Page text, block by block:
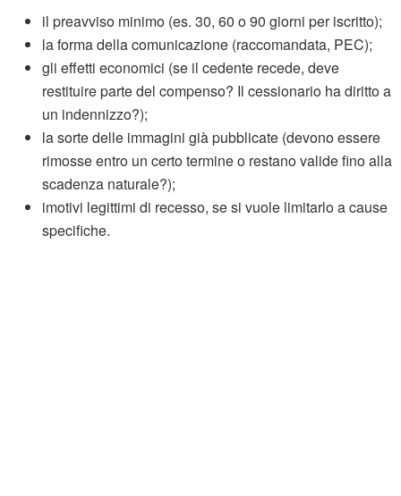
il preavviso minimo (es. 30, 60 o 90 giorni per iscritto);
la forma della comunicazione (raccomandata, PEC);
gli effetti economici (se il cedente recede, deve
restituire parte del compenso? Il cessionario ha diritto a
un indennizzo?);
la sorte delle immagini già pubblicate (devono essere
rimosse entro un certo termine o restano valide fino alla
scadenza naturale?);
imotivi legittimi di recesso, se si vuole limitarlo a cause
specifiche.